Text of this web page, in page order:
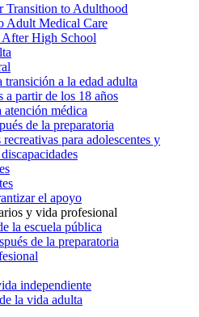
Transition to Adulthood
Adult Medical Care
After High School
a la edad adulta
a partir de los 18 años
médica
de la preparatoria
para adolescentes y
el apoyo
y vida profesional
la escuela pública
de la preparatoria
independiente
la vida adulta